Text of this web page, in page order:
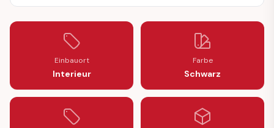
Einbauort
Interieur
Farbe
Schwarz